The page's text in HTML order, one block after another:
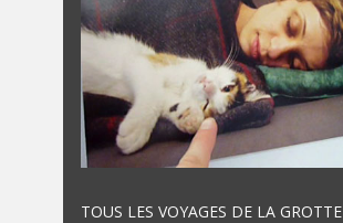
TOUS LES VOYAGES DE LA GROTTE